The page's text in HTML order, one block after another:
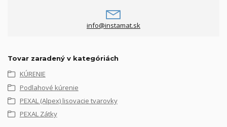
info@instamat.sk
Tovar zaradený v kategóriách
KÚRENIE
Podlahové kúrenie
PEXAL (Alpex) lisovacie tvarovky
PEXAL Zátky